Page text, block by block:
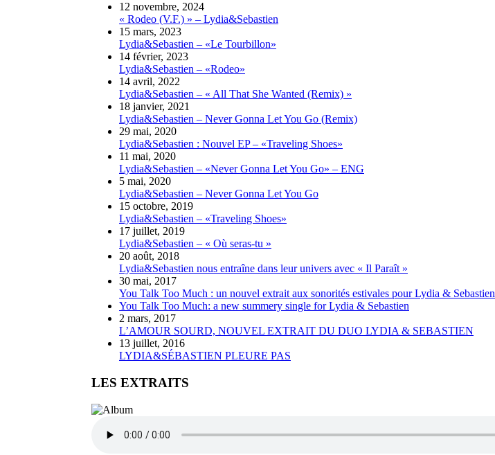
12 novembre, 2024
« Rodeo (V.F.) » – Lydia&Sebastien
15 mars, 2023
Lydia&Sebastien – «Le Tourbillon»
14 février, 2023
Lydia&Sebastien – «Rodeo»
14 avril, 2022
Lydia&Sebastien – « All That She Wanted (Remix) »
18 janvier, 2021
Lydia&Sebastien – Never Gonna Let You Go (Remix)
29 mai, 2020
Lydia&Sebastien : Nouvel EP – «Traveling Shoes»
11 mai, 2020
Lydia&Sebastien – «Never Gonna Let You Go» – ENG
5 mai, 2020
Lydia&Sebastien – Never Gonna Let You Go
15 octobre, 2019
Lydia&Sebastien – «Traveling Shoes»
17 juillet, 2019
Lydia&Sebastien – « Où seras-tu »
20 août, 2018
Lydia&Sebastien nous entraîne dans leur univers avec « Il Paraît »
30 mai, 2017
You Talk Too Much : un nouvel extrait aux sonorités estivales pour Lydia & Sebastien
You Talk Too Much: a new summery single for Lydia & Sebastien
2 mars, 2017
L’AMOUR SOURD, NOUVEL EXTRAIT DU DUO LYDIA & SEBASTIEN
13 juillet, 2016
LYDIA&SÉBASTIEN PLEURE PAS
LES EXTRAITS